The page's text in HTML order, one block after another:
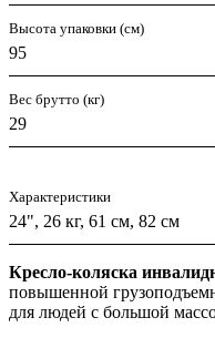
Высота упаковки (см)
95
Вес брутто (кг)
29
Характеристики
24", 26 кг, 61 см, 82 см
Кресло-коляска
повышенной
для людей с большой